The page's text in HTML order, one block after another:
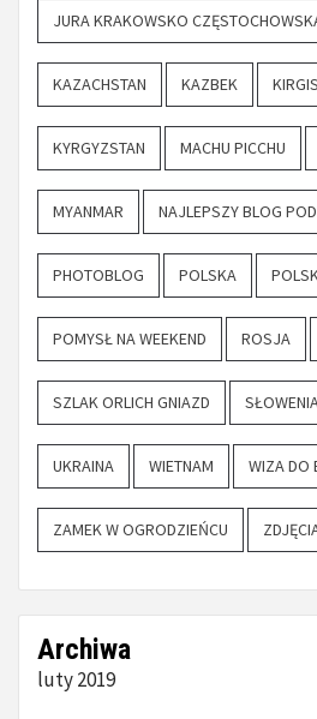
JURA KRAKOWSKO
KAZACHSTAN KAZBEK
KYRGYZSTAN MACHU PICCHU
MYANMAR NAJLEPSZY BLOG
PHOTOBLOG POLSKA
POMYSŁ NA WEEKEND ROSJA
SZLAK ORLICH GNIAZD
UKRAINA WIETNAM WIZA DO
ZAMEK W OGRODZIEŃCU
Archiwa
luty 2019